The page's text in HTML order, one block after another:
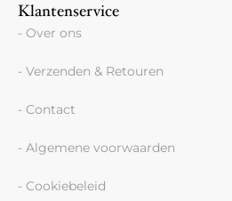
Klantenservice
- Over ons
- Verzenden & Retouren
- Contact
- Algemene voorwaarden
- Cookiebeleid